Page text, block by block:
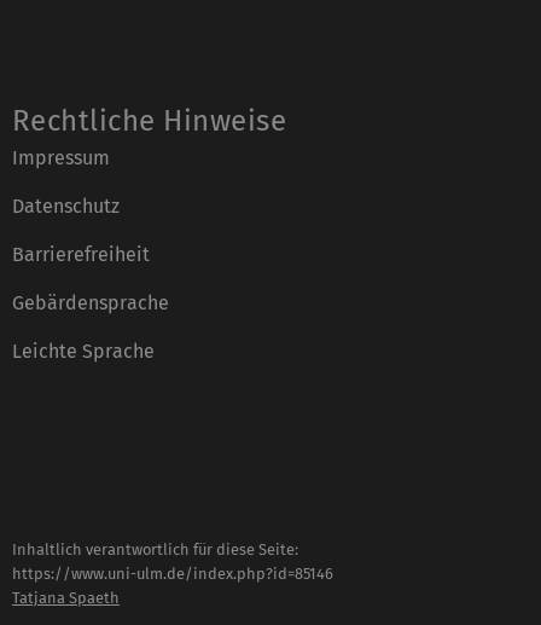
Rechtliche Hinweise
Impressum
Datenschutz
Barrierefreiheit
Gebärdensprache
Leichte Sprache
Inhaltlich verantwortlich für diese Seite:
https://www.uni-ulm.de/index.php?id=85146
Tatjana Spaeth